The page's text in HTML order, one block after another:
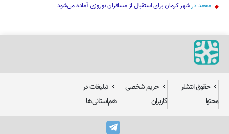
محمد درشهر کرمان برای استقبال از مسافران نوروزی آماده می‌شود
حقوق انتشار
محتوا
حریم شخصی
کاربران
تبلیغات در
هم‌استانی‌ها